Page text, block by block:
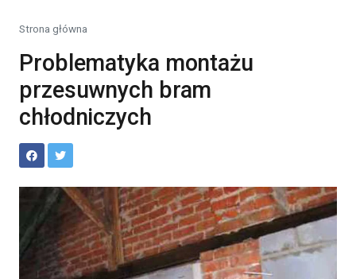
Strona główna
Problematyka montażu
przesuwnych bram
chłodniczych